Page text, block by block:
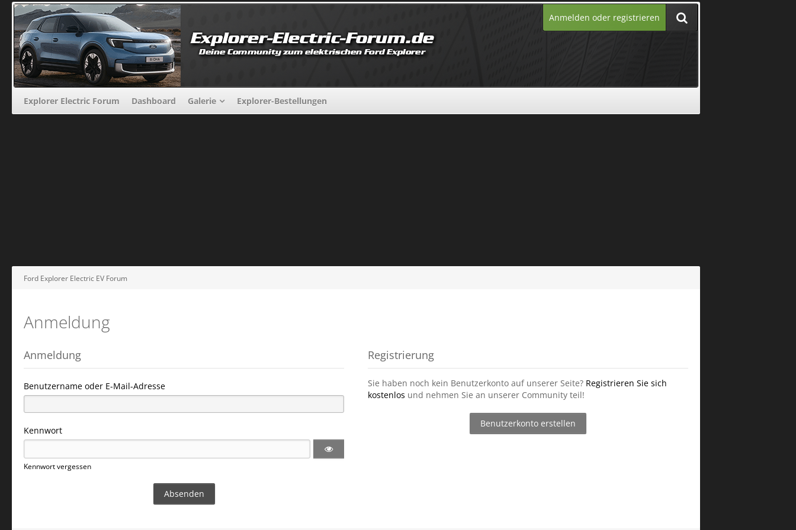
Anmelden oder registrieren
Explorer Electric Forum Dashboard Galerie Explorer-Bestellungen
Ford Explorer Electric EV Forum
Anmeldung
Anmeldung
Benutzername oder E-Mail-Adresse
Kennwort
Kennwort vergessen
Registrierung
Sie haben noch kein Benutzerkonto auf unserer Seite? Registrieren Sie sich
kostenlos und nehmen Sie an unserer Community teil!
Benutzerkonto erstellen